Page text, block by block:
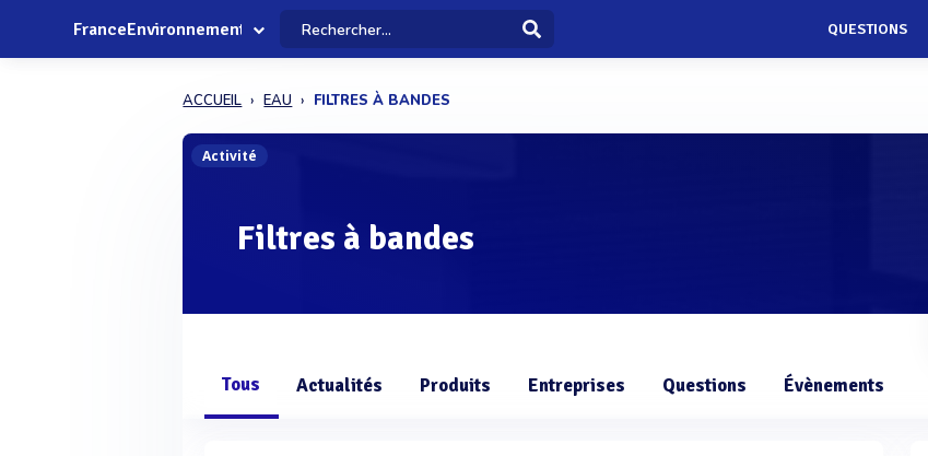
FranceEnvironnement QUESTIONS
ACCUEIL EAU FILTRES À BANDES
Activité
Filtres à bandes
Tous Actualités Produits Entreprises Questions Évènements